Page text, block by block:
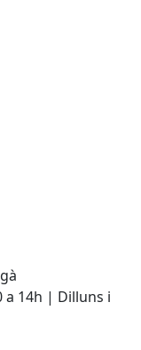
a 14h | Dilluns i